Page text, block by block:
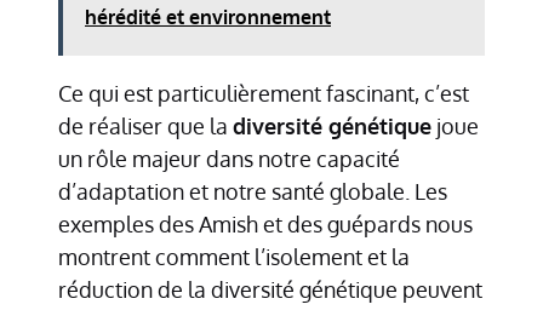
hérédité et environnement
Ce qui est particulièrement fascinant, c’est
de réaliser que la diversité génétique joue
un rôle majeur dans notre capacité
d’adaptation et notre santé globale. Les
exemples des Amish et des guépards nous
montrent comment l’isolement et la
réduction de la diversité génétique peuvent